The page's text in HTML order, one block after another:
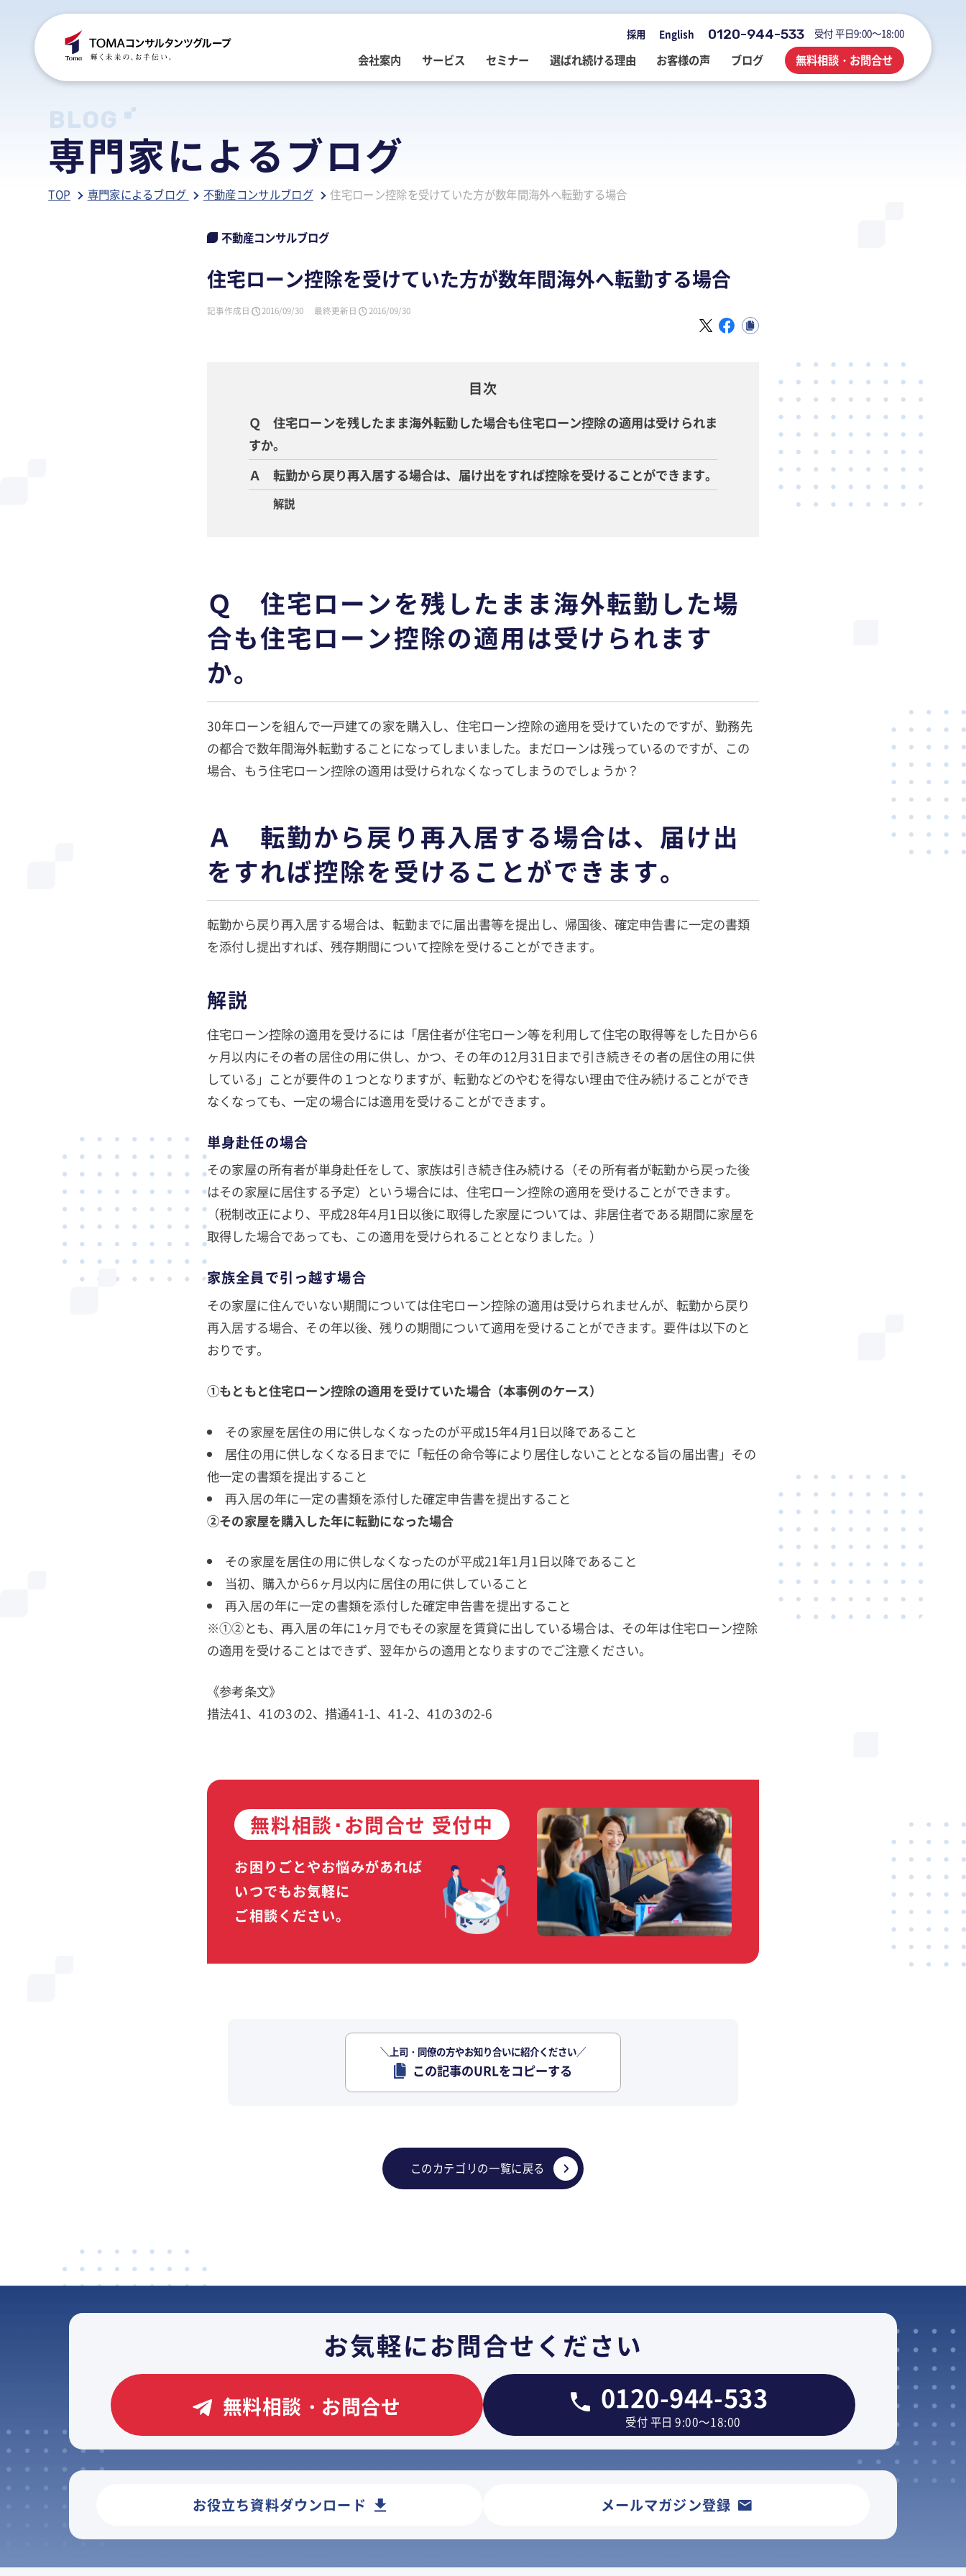
採用 English 0120-944-533 受付 平日9:00～18:00
会社案内
ご挨拶
グループ企業 採用情報
サービス
税務・会計・監査
国際税務・海外進出 経営・財務・企業再生
人事・労務
相続 不動産コンサルティング
セミナー
経営・財務
人事・労務 組織・人材開発
事業承継・相続
選ばれ続ける理由 お客様の声 ブログ
税務・会計ブログ
行政書士業務ブログ 事業承継ブログ
人事・労務ブログ
相続ブログ
社長のブログ ～100年続く企業を
社員でつくる 明るく楽しく元気に
無料相談・お問合せ
BLOG
専門家によるブログ
TOP 専門家によるブログ 不動産コンサルブログ 住宅ローン控除を受けていた方が数年間海外へ転勤する場合
不動産コンサルブログ
住宅ローン控除を受けていた方が数年間海外へ転勤する場合
記事作成日 2016/09/30 最終更新日 2016/09/30
目次
Ｑ 住宅ローンを残したまま海外転勤した場合も住宅ローン控除の適用は受けられま
すか。
Ａ 転勤から戻り再入居する場合は、届け出をすれば控除を受けることができます。
解説
Ｑ 住宅ローンを残したまま海外転勤した場
合も住宅ローン控除の適用は受けられます
か。
30年ローンを組んで一戸建ての家を購入し、住宅ローン控除の適用を受けていたのですが、勤務先
の都合で数年間海外転勤することになってしまいました。まだローンは残っているのですが、この
場合、もう住宅ローン控除の適用は受けられなくなってしまうのでしょうか？
Ａ 転勤から戻り再入居する場合は、届け出
をすれば控除を受けることができます。
転勤から戻り再入居する場合は、転勤までに届出書等を提出し、帰国後、確定申告書に一定の書類
を添付し提出すれば、残存期間について控除を受けることができます。
解説
住宅ローン控除の適用を受けるには「居住者が住宅ローン等を利用して住宅の取得等をした日から6
ヶ月以内にその者の居住の用に供し、かつ、その年の12月31日まで引き続きその者の居住の用に供
している」ことが要件の１つとなりますが、転勤などのやむを得ない理由で住み続けることができ
なくなっても、一定の場合には適用を受けることができます。
単身赴任の場合
その家屋の所有者が単身赴任をして、家族は引き続き住み続ける（その所有者が転勤から戻った後
はその家屋に居住する予定）という場合には、住宅ローン控除の適用を受けることができます。
（税制改正により、平成28年4月1日以後に取得した家屋については、非居住者である期間に家屋を
取得した場合であっても、この適用を受けられることとなりました。）
家族全員で引っ越す場合
その家屋に住んでいない期間については住宅ローン控除の適用は受けられませんが、転勤から戻り
再入居する場合、その年以後、残りの期間について適用を受けることができます。要件は以下のと
おりです。
①もともと住宅ローン控除の適用を受けていた場合（本事例のケース）
その家屋を居住の用に供しなくなったのが平成15年4月1日以降であること
居住の用に供しなくなる日までに「転任の命令等により居住しないこととなる旨の届出書」その
他一定の書類を提出すること
再入居の年に一定の書類を添付した確定申告書を提出すること
②その家屋を購入した年に転勤になった場合
その家屋を居住の用に供しなくなったのが平成21年1月1日以降であること
当初、購入から6ヶ月以内に居住の用に供していること
再入居の年に一定の書類を添付した確定申告書を提出すること
※①②とも、再入居の年に1ヶ月でもその家屋を賃貸に出している場合は、その年は住宅ローン控除
の適用を受けることはできず、翌年からの適用となりますのでご注意ください。
《参考条文》
措法41、41の3の2、措通41-1、41-2、41の3の2-6
無料相談･お問合せ 受付中
お困りごとやお悩みがあれば
いつでもお気軽に
ご相談ください。
＼上司・同僚の方やお知り合いに紹介ください／
この記事のURLをコピーする
このカテゴリの一覧に戻る
お気軽にお問合せください
無料相談・お問合せ 0120-944-533
受付 平日 9:00～18:00
お役立ち資料ダウンロード メールマガジン登録